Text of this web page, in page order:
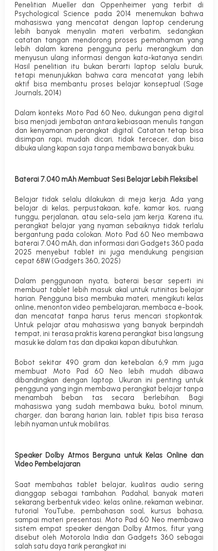
Penelitian Mueller dan Oppenheimer yang terbit di
Psychological Science pada 2014 menemukan bahwa
mahasiswa yang mencatat dengan laptop cenderung
lebih banyak menyalin materi verbatim, sedangkan
catatan tangan mendorong proses pemahaman yang
lebih dalam karena pengguna perlu merangkum dan
menyusun ulang informasi dengan kata-katanya sendiri.
Hasil penelitian itu bukan berarti laptop selalu buruk,
tetapi menunjukkan bahwa cara mencatat yang lebih
aktif bisa membantu proses belajar konseptual (Sage
Journals, 2014)
Dalam konteks Moto Pad 60 Neo, dukungan pena digital
bisa menjadi jembatan antara kebiasaan menulis tangan
dan kenyamanan perangkat digital. Catatan tetap bisa
disimpan rapi, mudah dicari, tidak tercecer, dan bisa
dibuka ulang kapan saja tanpa membawa banyak buku.
Baterai 7.040 mAh Membuat Sesi Belajar Lebih Fleksibel
Belajar tidak selalu dilakukan di meja kerja. Ada yang
belajar di kelas, perpustakaan, kafe, kamar kos, ruang
tunggu, perjalanan, atau sela-sela jam kerja. Karena itu,
perangkat belajar yang nyaman sebaiknya tidak terlalu
bergantung pada colokan. Moto Pad 60 Neo membawa
baterai 7.040 mAh, dan informasi dari Gadgets 360 pada
2025 menyebut tablet ini juga mendukung pengisian
cepat 68W (Gadgets 360, 2025)
Dalam penggunaan nyata, baterai besar seperti ini
membuat tablet lebih masuk akal untuk rutinitas belajar
harian. Pengguna bisa membuka materi, mengikuti kelas
online, menonton video pembelajaran, membaca e-book,
dan mencatat tanpa harus terus mencari stopkontak.
Untuk pelajar atau mahasiswa yang banyak berpindah
tempat, ini terasa praktis karena perangkat bisa langsung
masuk ke dalam tas dan dipakai kapan dibutuhkan.
Bobot sekitar 490 gram dan ketebalan 6,9 mm juga
membuat Moto Pad 60 Neo lebih mudah dibawa
dibandingkan dengan laptop. Ukuran ini penting untuk
pengguna yang ingin membawa perangkat belajar tanpa
menambah beban tas secara berlebihan. Bagi
mahasiswa yang sudah membawa buku, botol minum,
charger, dan barang harian lain, tablet tipis bisa terasa
lebih nyaman untuk mobilitas.
Speaker Dolby Atmos Berguna untuk Kelas Online dan
Video Pembelajaran
Saat membahas tablet belajar, kualitas audio sering
dianggap sebagai tambahan. Padahal, banyak materi
sekarang berbentuk video: kelas online, rekaman webinar,
tutorial YouTube, pembahasan soal, kursus bahasa,
sampai materi presentasi. Moto Pad 60 Neo membawa
sistem empat speaker dengan Dolby Atmos, fitur yang
disebut oleh Motorola India dan Gadgets 360 sebagai
salah satu daya tarik perangkat ini